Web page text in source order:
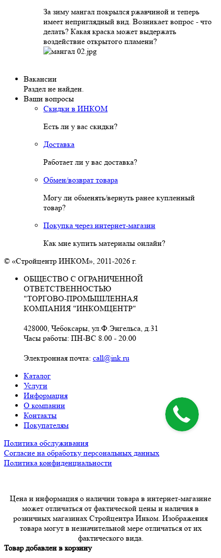
За зиму мангал покрылся ржавчиной и теперь
имеет неприглядный вид. Возникает вопрос - что
делать? Какая краска может выдержать
воздействие открытого пламени?
Вакансии
Раздел не найден.
Ваши вопросы
Скидки в ИНКОМ
Есть ли у вас скидки?
Доставка
Работает ли у вас доставка?
Обмен/возврат товара
Могу ли обменять/вернуть ранее купленный
товар?
Покупка через интернет-магазин
Как мне купить материалы онлайн?
© «Стройцентр ИНКОМ», 2011-2026 г.
ОБЩЕСТВО С ОГРАНИЧЕННОЙ
ОТВЕТСТВЕННОСТЬЮ
"ТОРГОВО-ПРОМЫШЛЕННАЯ
КОМПАНИЯ "ИНКОМЦЕНТР"
428000, Чебоксары, ул.Ф.Энгельса, д.31
Часы работы: ПН-ВС 8.00 - 20.00
Электронная почта: call@ink.ru
Каталог
Услуги
Информация
О компании
Контакты
Покупателям
Политика обслуживания
Согласие на обработку персональных данных
Политика конфиденциальности
Цена и информация о наличии товара в интернет-магазине
может отличаться от фактической цены и наличия в
розничных магазинах Стройцентра Инком. Изображения
товара могут в незначительной мере отличаться от их
фактического вида.
Товар добавлен в корзину